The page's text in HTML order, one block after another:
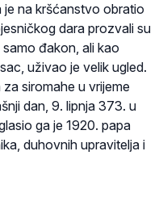
je na kršćanstvo obratio
dara prozvali su
đakon, ali kao
uživao je velik ugled.
siromahe u vrijeme
dan, 9. lipnja 373. u
ga je 1920. papa
duhovnih upravitelja i